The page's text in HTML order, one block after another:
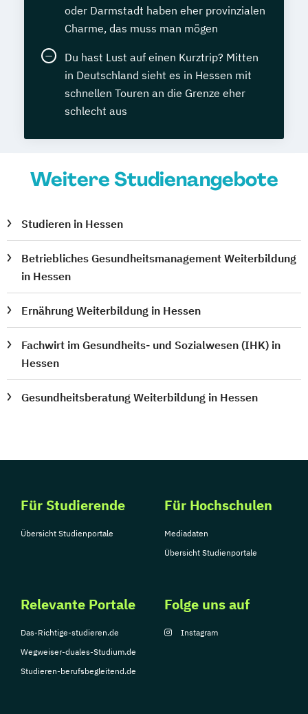
oder Darmstadt haben eher provinzialen
Charme, das muss man mögen
Du hast Lust auf einen Kurztrip? Mitten
in Deutschland sieht es in Hessen mit
schnellen Touren an die Grenze eher
schlecht aus
Weitere Studienangebote
Studieren in Hessen
Betriebliches Gesundheitsmanagement Weiterbildung
in Hessen
Ernährung Weiterbildung in Hessen
Fachwirt im Gesundheits- und Sozialwesen (IHK) in
Hessen
Gesundheitsberatung Weiterbildung in Hessen
Für Studierende
Übersicht Studienportale
Für Hochschulen
Mediadaten
Übersicht Studienportale
Relevante Portale
Das-Richtige-studieren.de
Wegweiser-duales-Studium.de
Studieren-berufsbegleitend.de
Folge uns auf
Instagram